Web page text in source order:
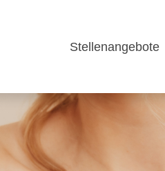
Stellenangebote